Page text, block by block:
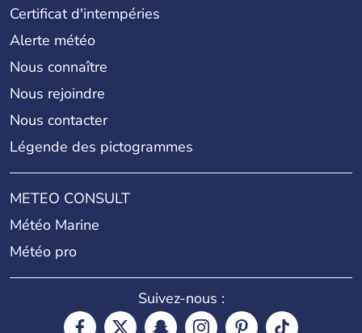
Certificat d'intempéries
Alerte météo
Nous connaître
Nous rejoindre
Nous contacter
Légende des pictogrammes
METEO CONSULT
Météo Marine
Météo pro
Suivez-nous :